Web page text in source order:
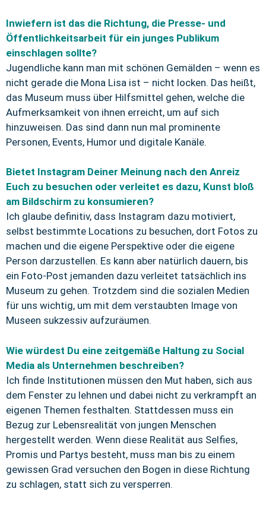
Inwiefern ist das die Richtung, die Presse- und
Öffentlichkeitsarbeit für ein junges Publikum
einschlagen sollte?
Jugendliche kann man mit schönen Gemälden – wenn es
nicht gerade die Mona Lisa ist – nicht locken. Das heißt,
das Museum muss über Hilfsmittel gehen, welche die
Aufmerksamkeit von ihnen erreicht, um auf sich
hinzuweisen. Das sind dann nun mal prominente
Personen, Events, Humor und digitale Kanäle.
Bietet Instagram Deiner Meinung nach den Anreiz
Euch zu besuchen oder verleitet es dazu, Kunst bloß
am Bildschirm zu konsumieren?
Ich glaube definitiv, dass Instagram dazu motiviert,
selbst bestimmte Locations zu besuchen, dort Fotos zu
machen und die eigene Perspektive oder die eigene
Person darzustellen. Es kann aber natürlich dauern, bis
ein Foto-Post jemanden dazu verleitet tatsächlich ins
Museum zu gehen. Trotzdem sind die sozialen Medien
für uns wichtig, um mit dem verstaubten Image von
Museen sukzessiv aufzuräumen.
Wie würdest Du eine zeitgemäße Haltung zu Social
Media als Unternehmen beschreiben?
Ich finde Institutionen müssen den Mut haben, sich aus
dem Fenster zu lehnen und dabei nicht zu verkrampft an
eigenen Themen festhalten. Stattdessen muss ein
Bezug zur Lebensrealität von jungen Menschen
hergestellt werden. Wenn diese Realität aus Selfies,
Promis und Partys besteht, muss man bis zu einem
gewissen Grad versuchen den Bogen in diese Richtung
zu schlagen, statt sich zu versperren.